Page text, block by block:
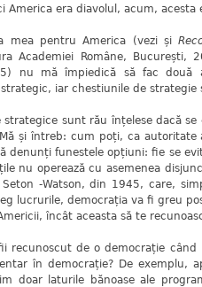
America era diavolul, acum, acesta
mea pentru America (vezi și
Academiei Române, București,
nu mă împiedică să fac
iar chestiunile de
strategice sunt rău înțelese dacă
și întreb: cum poți, ca autoritate
denunți funestele opțiuni: fie se
nu operează cu asemenea
-Watson, din 1945, care,
lucrurile, democrația va fi greu
încât aceasta să te
recunoscut de o democrație
în democrație? De exemplu,
doar laturile bănoase ale